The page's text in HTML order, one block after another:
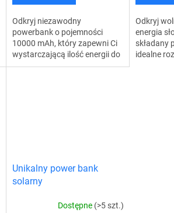
Odkryj niezawodny
powerbank o pojemności
10000 mAh, który zapewni Ci
wystarczającą ilość energii do
codziennego użytku i w
Odkryj
energia
składany
idealne
Unikalny power bank
solarny
Dostępne (>5 szt.)